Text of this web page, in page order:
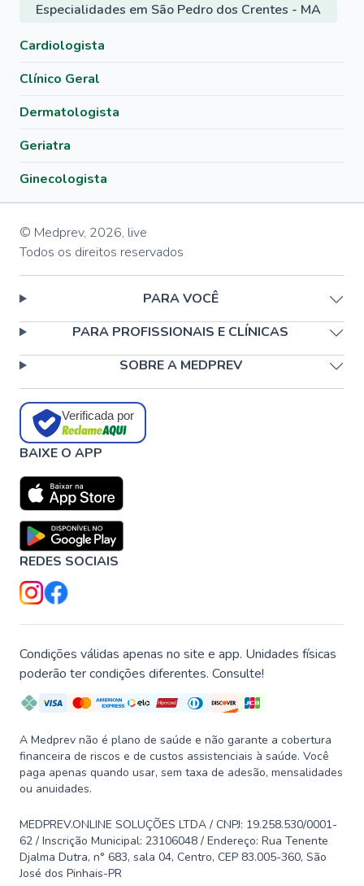
Especialidades em São Pedro dos Crentes - MA
Cardiologista
Clínico Geral
Dermatologista
Geriatra
Ginecologista
© Medprev, 2026, live
Todos os direitos reservados
PARA VOCÊ
PARA PROFISSIONAIS E CLÍNICAS
SOBRE A MEDPREV
Verificada por
BAIXE O APP
REDES SOCIAIS
Condições válidas apenas no site e app. Unidades físicas
poderão ter condições diferentes. Consulte!
A Medprev não é plano de saúde e não garante a cobertura
financeira de riscos e de custos assistenciais à saúde. Você
paga apenas quando usar, sem taxa de adesão, mensalidades
ou anuidades.
MEDPREV.ONLINE SOLUÇÕES LTDA / CNPJ: 19.258.530/0001-
62 / Inscrição Municipal: 23106048 / Endereço: Rua Tenente
Djalma Dutra, n° 683, sala 04, Centro, CEP 83.005-360, São
José dos Pinhais-PR